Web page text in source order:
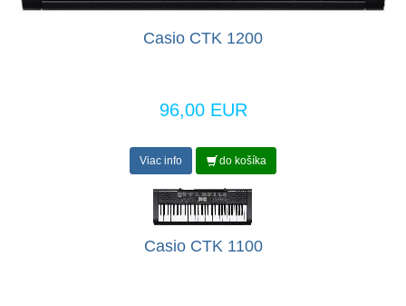
Casio CTK 1200
96,00 EUR
Viac info do košíka
Casio CTK 1100